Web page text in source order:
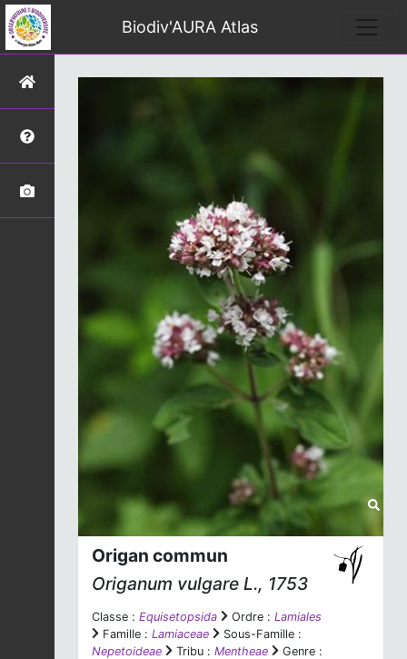
Biodiv'AURA Atlas
Origan commun
Origanum vulgare L., 1753
Classe : Equisetopsida Ordre : Lamiales
Famille : Lamiaceae
Sous-Famille :
Nepetoideae
Tribu : Mentheae
Genre :